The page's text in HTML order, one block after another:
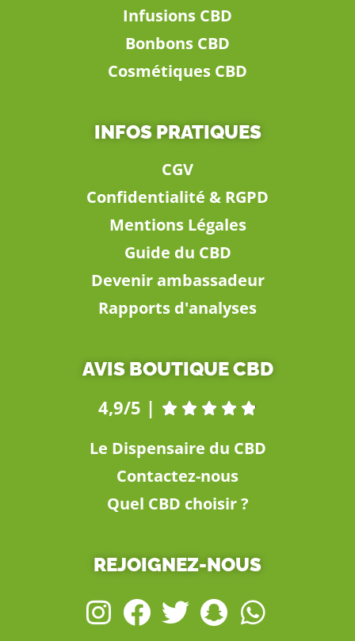
Infusions CBD
Bonbons CBD
Cosmétiques CBD
INFOS PRATIQUES
CGV
Confidentialité & RGPD
Mentions Légales
Guide du CBD
Devenir ambassadeur
Rapports d'analyses
AVIS BOUTIQUE CBD
4,9/5 |     
Le Dispensaire du CBD
Contactez-nous
Quel CBD choisir ?
REJOIGNEZ-NOUS